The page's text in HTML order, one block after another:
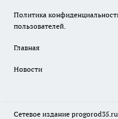
Политика
пользователей.
Главная
Новости
Сетевое издание progorod35.ru